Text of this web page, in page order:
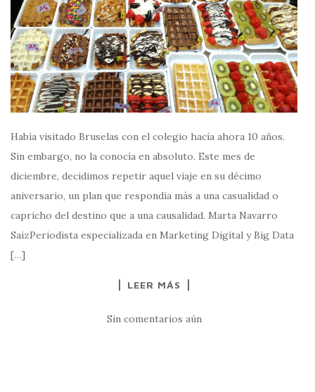
Había visitado Bruselas con el colegio hacía ahora 10 años.
Sin embargo, no la conocía en absoluto. Este mes de
diciembre, decidimos repetir aquel viaje en su décimo
aniversario, un plan que respondía más a una casualidad o
capricho del destino que a una causalidad. Marta Navarro
SaizPeriodista especializada en Marketing Digital y Big Data
[…]
LEER MÁS
Sin comentarios aún